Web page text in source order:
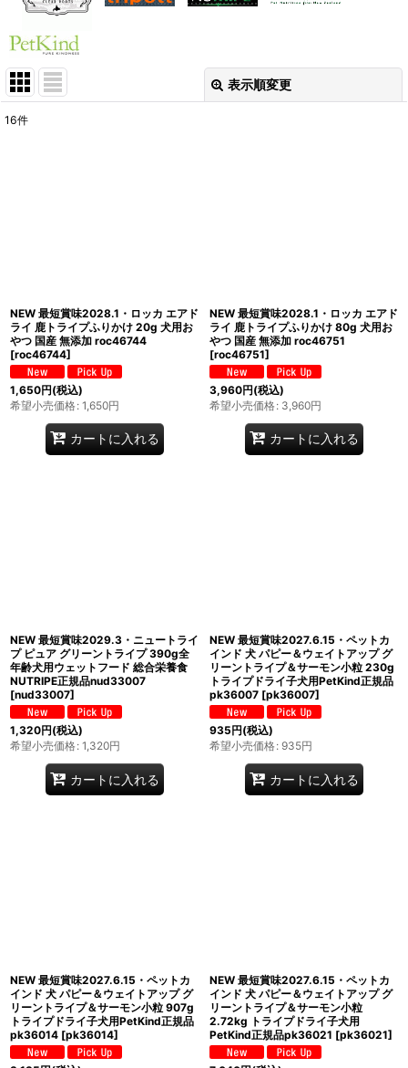
表示順変更
16件
NEW 最短賞味2028.1・ロッカ エアド
ライ 鹿トライプふりかけ 20g 犬用お
やつ 国産 無添加 roc46744
[roc46744]
1,650円(税込)
希望小売価格: 1,650円
カートに入れる
NEW 最短賞味2028.1・ロッカ エアド
ライ 鹿トライプふりかけ 80g 犬用お
やつ 国産 無添加 roc46751
[roc46751]
3,960円(税込)
希望小売価格: 3,960円
カートに入れる
NEW 最短賞味2029.3・ニュートライ
プ ピュア グリーントライプ 390g全
年齢犬用ウェットフード 総合栄養食
NUTRIPE正規品nud33007
[nud33007]
1,320円(税込)
希望小売価格: 1,320円
カートに入れる
NEW 最短賞味2027.6.15・ペットカ
インド 犬 パピー＆ウェイトアップ グ
リーントライプ＆サーモン小粒 230g
トライプドライ子犬用PetKind正規品
pk36007 [pk36007]
935円(税込)
希望小売価格: 935円
カートに入れる
NEW 最短賞味2027.6.15・ペットカ
インド 犬 パピー＆ウェイトアップ グ
リーントライプ＆サーモン小粒 907g
トライプドライ子犬用PetKind正規品
pk36014 [pk36014]
NEW 最短賞味2027.6.15・ペットカ
インド 犬 パピー＆ウェイトアップ グ
リーントライプ＆サーモン小粒
2.72kg トライプドライ子犬用
PetKind正規品pk36021 [pk36021]